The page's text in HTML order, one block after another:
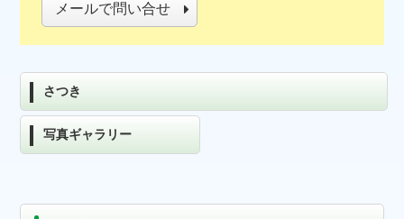
メールで問い合せ
さつき
写真ギャラリー